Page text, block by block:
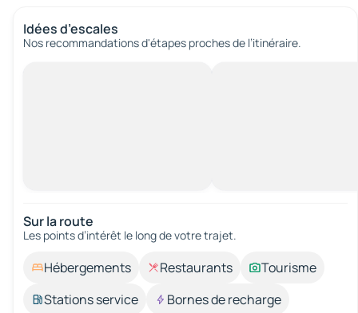
Idées d’escales
Nos recommandations d'étapes proches de l’itinéraire.
Sur la route
Les points d’intérêt le long de votre trajet.
Hébergements Restaurants
Tourisme
Stations service
Bornes de recharge